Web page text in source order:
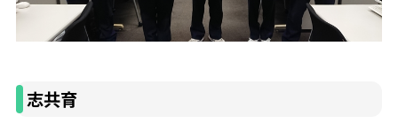
志共育